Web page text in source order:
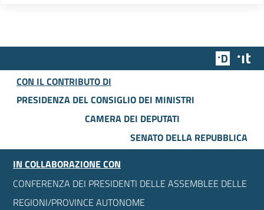
Team
CON IL CONTRIBUTO DI
PRESIDENZA DEL CONSIGLIO DEI MINISTRI
CAMERA DEI DEPUTATI
SENATO DELLA REPUBBLICA
IN COLLABORAZIONE CON
CONFERENZA DEI PRESIDENTI DELLE ASSEMBLEE DELLE
REGIONI/PROVINCE AUTONOME